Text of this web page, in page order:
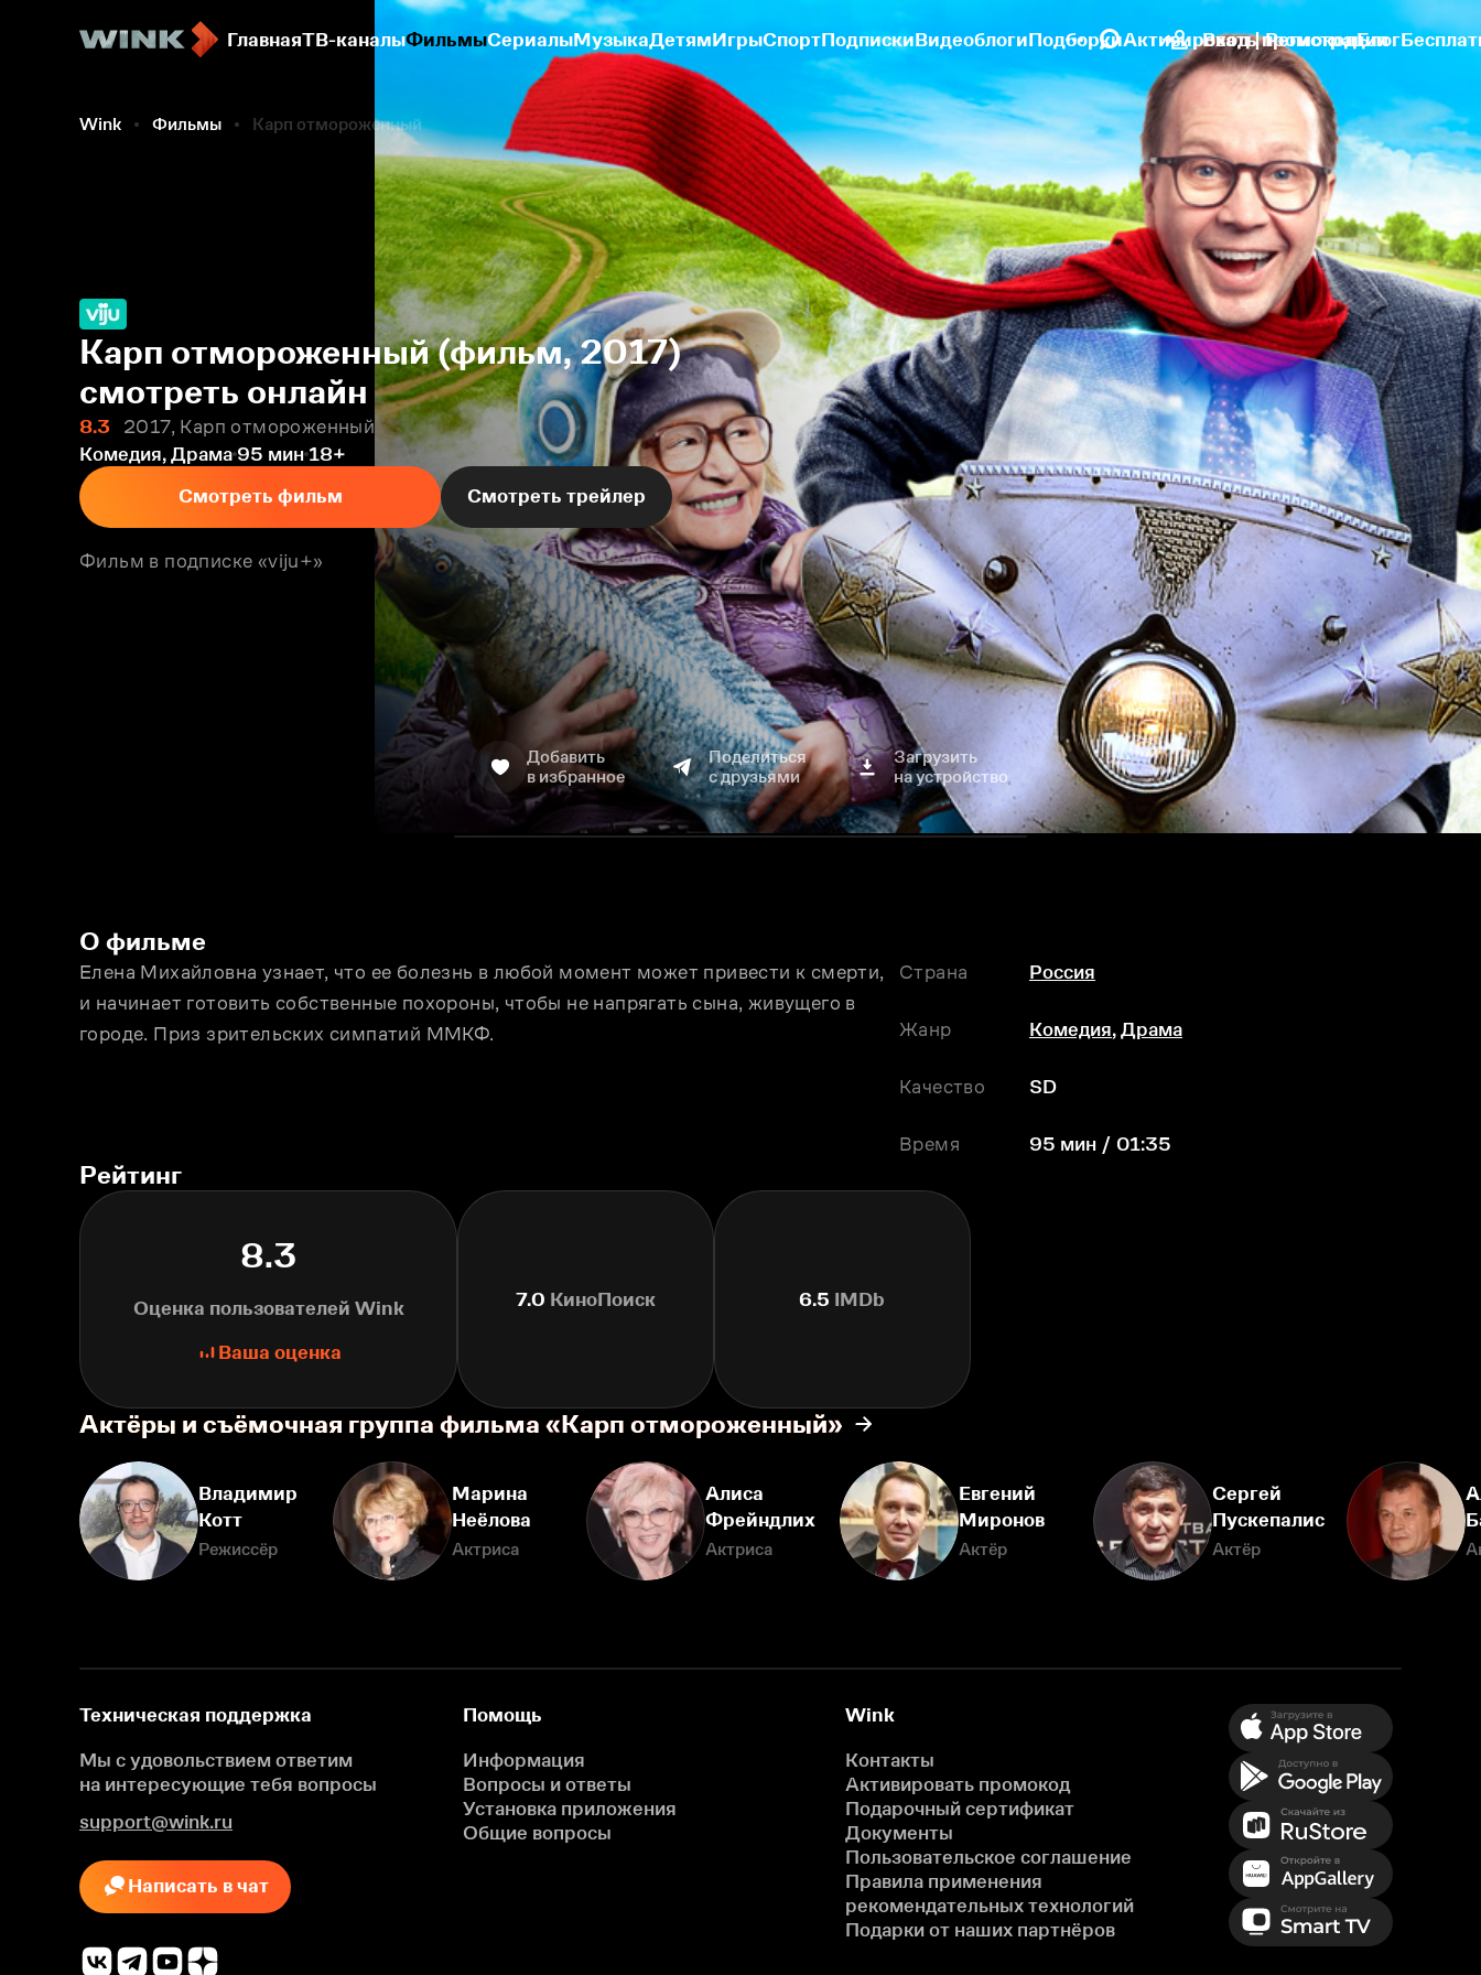
ГлавнаяТВ-каналыФильмыСериалыМузыкаДетямИгрыСпортПодпискиВидеоблогиПодборкиАктивировать промокодБлог
Вход | Регистрация
Wink Фильмы Карп отмороженный
Карп отмороженный (фильм, 2017)
смотреть онлайн
8.3
2017, Карп отмороженный
Комедия, Драма 95 мин 18+
Смотреть фильм
Смотреть трейлер
Фильм в подписке «viju+»
Добавить
в избранное
Поделиться
с друзьями
Загрузить
на устройство
О фильме
Елена Михайловна узнает, что ее болезнь в любой момент может привести к смерти,
и начинает готовить собственные похороны, чтобы не напрягать сына, живущего в
городе. Приз зрительских симпатий ММКФ.
Страна Россия
Жанр Комедия, Драма
Качество SD
Время 95 мин / 01:35
Рейтинг
8.3
Оценка пользователей Wink
Ваша оценка
7.0 КиноПоиск 6.5 IMDb
Актёры и съёмочная группа фильма «Карп отмороженный»
Владимир
Котт
Режиссёр
Марина
Неёлова
Актриса
Алиса
Фрейндлих
Актриса
Евгений
Миронов
Актёр
Сергей
Пускепалис
Актёр
Техническая поддержка
Мы с удовольствием ответим
на интересующие тебя вопросы
support@wink.ru
Написать в чат
Помощь
Информация
Вопросы и ответы
Установка приложения
Общие вопросы
Wink
Контакты
Активировать промокод
Подарочный сертификат
Документы
Пользовательское соглашение
Правила применения
рекомендательных технологий
Подарки от наших партнёров